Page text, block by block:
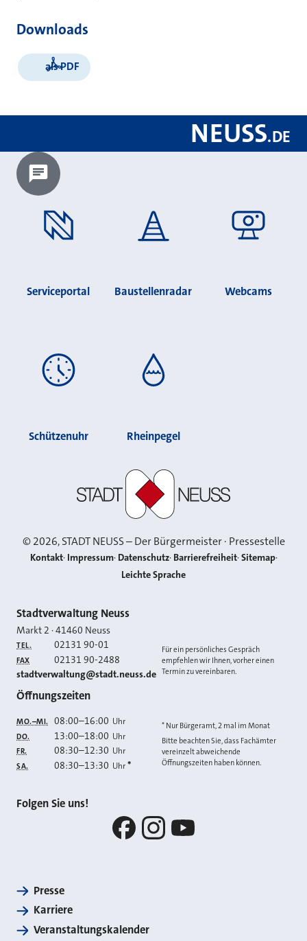
Downloads
als PDF
NEUSS.DE
Chatbot laden?
Serviceportal Baustellenradar Webcams
Schützenuhr Rheinpegel
©2026, STADT NEUSS – Der Bürgermeister · Pressestelle
Kontakt Impressum Datenschutz Barrierefreiheit Sitemap
Leichte Sprache
Kontakt
Stadtverwaltung Neuss
Markt 2 ·41460 Neuss
TEL. 02131 90-01
FAX 02131 90-2488
E-MAIL
stadtverwaltung@stadt.neuss.de
Für ein persönliches Gespräch
empfehlen wir Ihnen, vorher einen
Termin zu vereinbaren.
Öffnungszeiten
MO.–MI. 08:00–16:00 Uhr
DO. 13:00–18:00 Uhr
FR. 08:30–12:30 Uhr
SA. 08:30–13:30 Uhr *
* Nur Bürgeramt, 2 mal im Monat
Bitte beachten Sie, dass Fachämter
vereinzelt abweichende
Öffnungszeiten haben können.
Folgen Sie uns!
Presse
Karriere
Veranstaltungskalender